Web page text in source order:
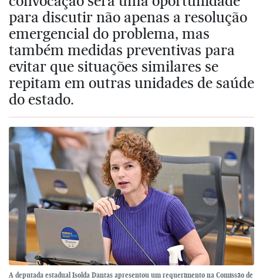
para discutir não apenas a resolução
emergencial do problema, mas
também medidas preventivas para
evitar que situações similares se
repitam em outras unidades de saúde
do estado.
A deputada estadual Isolda Dantas apresentou um requerimento na Comissão de